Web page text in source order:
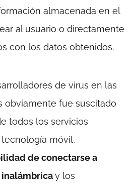
almacenada en el
al usuario o directamente
con los datos obtenidos.
de virus en las
obviamente fue suscitado
todos los servicios
móvil,
de conectarse a
y los